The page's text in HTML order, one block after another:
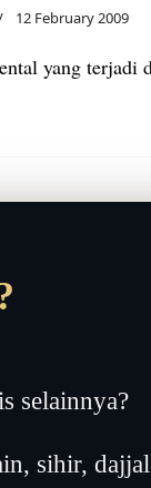
12 February 2009
yang terjadi
selainnya?
sihir,